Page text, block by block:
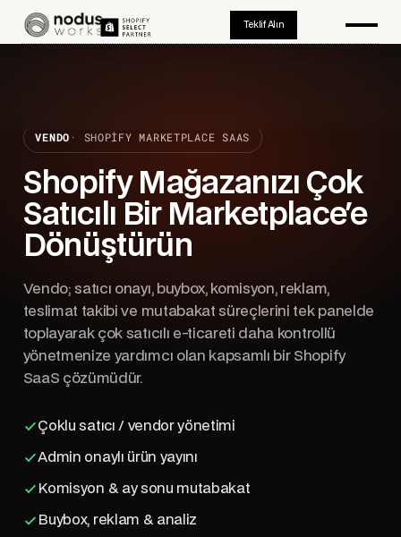
Teklif Alın
VENDO · SHOPIFY MARKETPLACE SAAS
Shopify Mağazanızı Çok
Satıcılı Bir Marketplace'e
Dönüştürün
Vendo; satıcı onayı, buybox, komisyon, reklam,
teslimat takibi ve mutabakat süreçlerini tek panelde
toplayarak çok satıcılı e-ticareti daha kontrollü
yönetmenize yardımcı olan kapsamlı bir Shopify
SaaS çözümüdür.
Çoklu satıcı / vendor yönetimi
Admin onaylı ürün yayını
Komisyon & ay sonu mutabakat
Buybox, reklam & analiz